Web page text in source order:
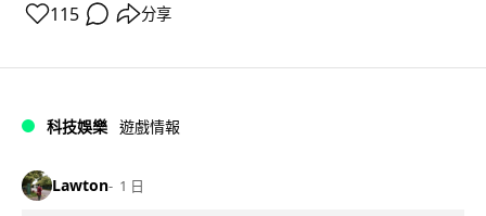
115 分享
科技娛樂 遊戲情報
Lawton 1 日